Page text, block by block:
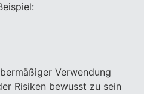
Verwendung
Risiken bewusst zu sein